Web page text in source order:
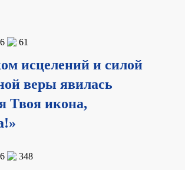
61
исцелений и силой
веры явилась
Твоя икона,
348